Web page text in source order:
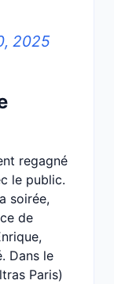
2025
regagné
le public.
soirée,
de
Dans le
Paris)